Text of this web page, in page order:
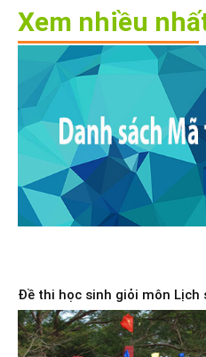
Xem nhiều
Đề thi học sinh giỏi môn Lịch